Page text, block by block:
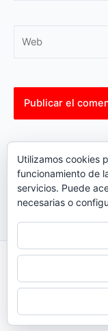
comment data is
Política
©
Utilizamos cookies
funcionamiento de
servicios. Puede
necesarias o